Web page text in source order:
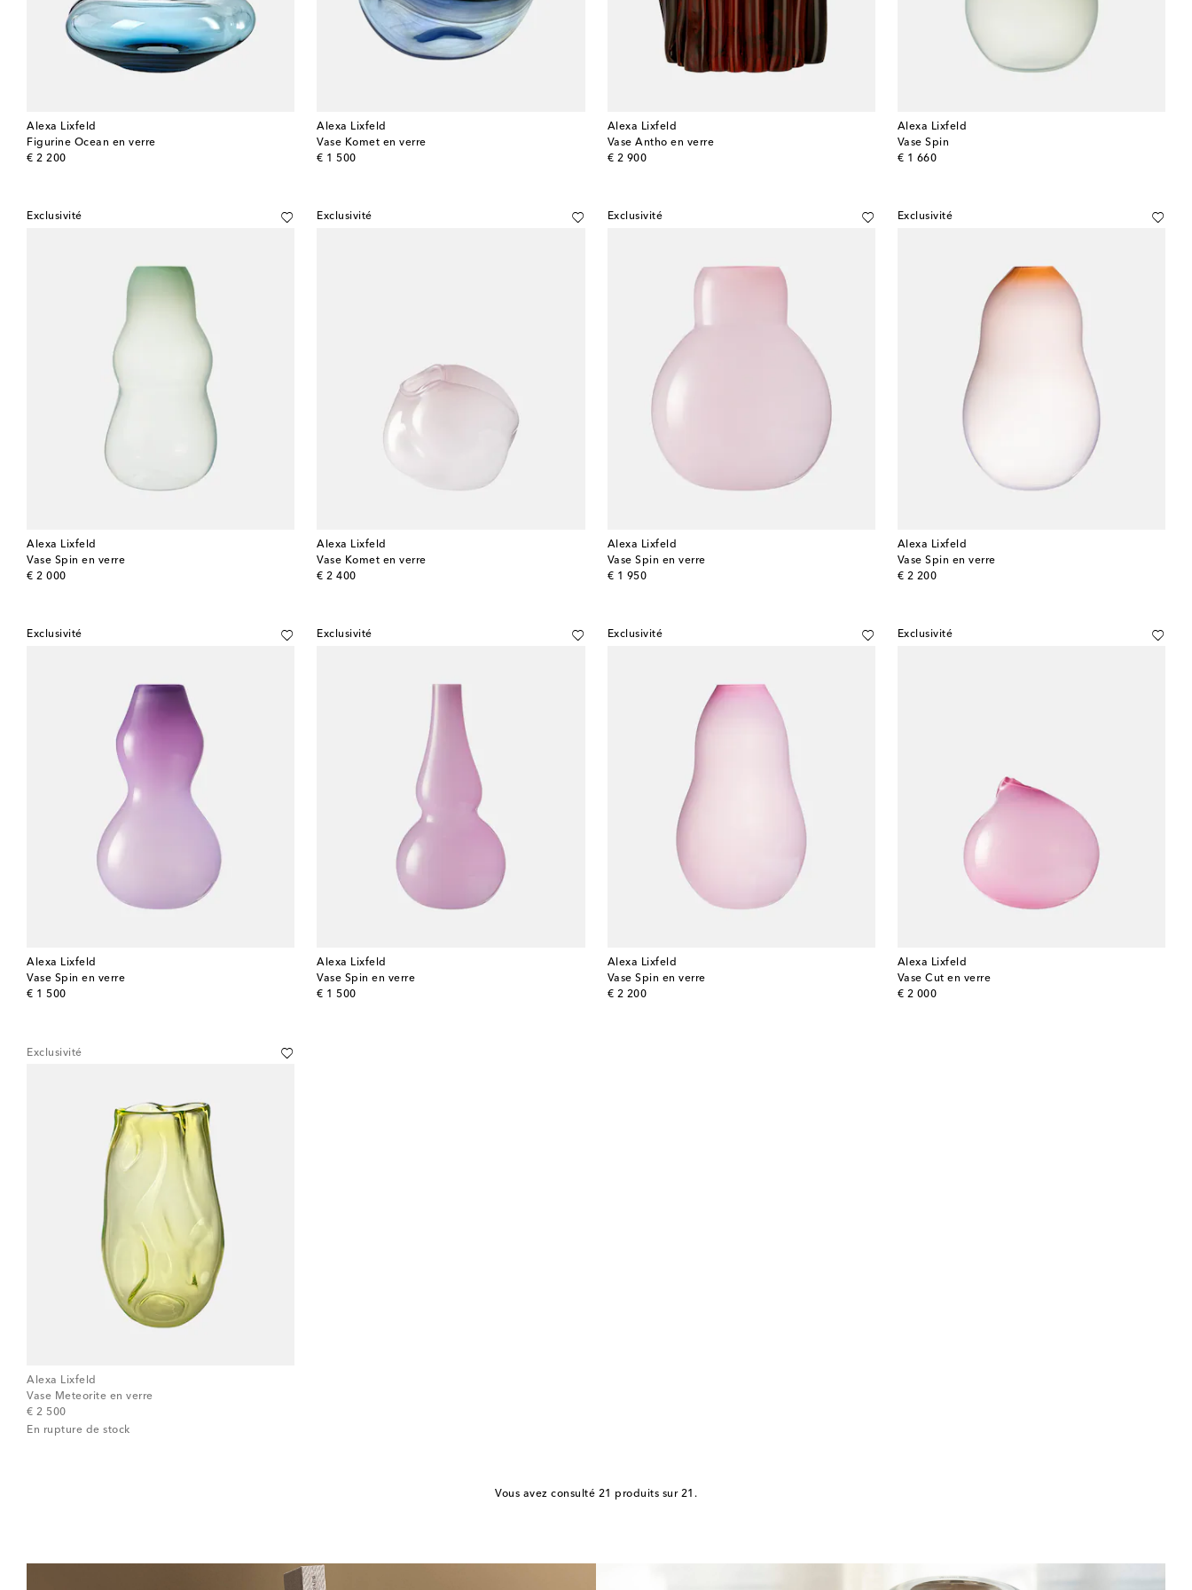
Alexa Lixfeld
Figurine Ocean en verre
€ 2 200
original price
Alexa Lixfeld
Vase Komet en verre
€ 1 500
original price
Alexa Lixfeld
Vase Antho en verre
€ 2 900
original price
Alexa Lixfeld
Vase Spin
€ 1 660
original price
Exclusivité
Alexa Lixfeld
Vase Spin en verre
€ 2 000
original price
Exclusivité
Alexa Lixfeld
Vase Komet en verre
€ 2 400
original price
Exclusivité
Alexa Lixfeld
Vase Spin en verre
€ 1 950
original price
Exclusivité
Alexa Lixfeld
Vase Spin en verre
€ 2 200
original price
Exclusivité
Alexa Lixfeld
Vase Spin en verre
€ 1 500
original price
Exclusivité
Alexa Lixfeld
Vase Spin en verre
€ 1 500
original price
Exclusivité
Alexa Lixfeld
Vase Spin en verre
€ 2 200
original price
Exclusivité
Alexa Lixfeld
Vase Cut en verre
€ 2 000
original price
Exclusivité
Alexa Lixfeld
Vase Meteorite en verre
€ 2 500
original price
En rupture de stock
Vous avez consulté 21 produits sur 21.